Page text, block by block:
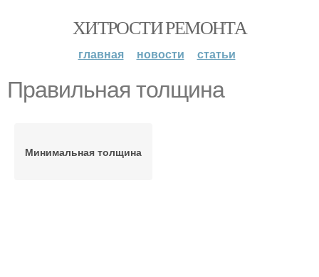
ХИТРОСТИ РЕМОНТА
главная новости статьи
Правильная толщина
Минимальная толщина